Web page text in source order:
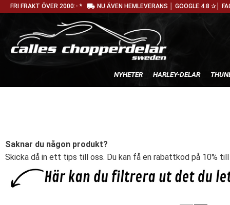
FRI FRAKT ÖVER 2000:- * local_shipping NU ÄVEN HEMLEVERANS │ GOOGLE:4.8 ✰│
NYHETER HARLEY-DELAR
Saknar du någon produkt?
Skicka då in ett tips till oss. Du kan få en rabattkod på 10%